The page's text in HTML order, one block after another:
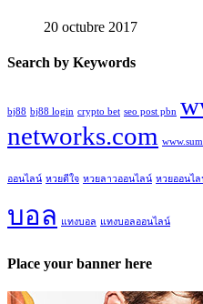
20 octubre 2017
Search by Keywords
bj88 bj88 login crypto bet seo post pbn
networks.com
ออนไลน์ หวยดีใจ หวยลาวออนไลน์ หวยออนไ
บอล
แทงบอล แทงบอลออนไลน์
Place your banner here